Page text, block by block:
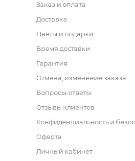
Заказ и оплата
Доставка
Цветы и подарки
Время доставки
Гарантия
Отмена, изменение заказа
Вопросы-ответы
Отзывы клиентов
Конфиденциальность и
Оферта
Личный кабинет